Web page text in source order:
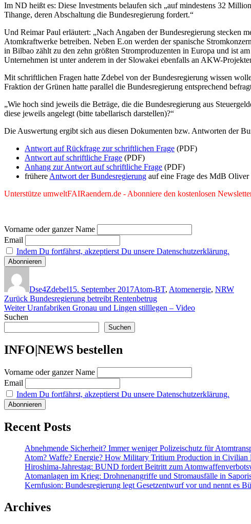
Im ND heißt es: Diese Investments belaufen sich „auf mindestens 32
Tihange, deren Abschaltung die Bundesregierung fordert.“
Und Reimar Paul erläutert: „Nach Angaben der Bundesregierung stecken
Atomkraftwerke betreiben. Neben E.on werden der spanische
in Bilbao zählt zu den zehn größten Stromproduzenten in Europa und ist
Unternehmen ist unter anderem in der Slowakei ebenfalls an AKW-
Mit schriftlichen Fragen hatte Zdebel von der Bundesregierung wissen
Fraktion der Grünen hatte parallel die Bundesregierung entsprechend
„Wie hoch sind jeweils die Beträge, die die Bundesregierung aus
diese jeweils angelegt (bitte tabellarisch darstellen)?“
Die Auswertung ergibt sich aus diesen Dokumenten bzw. Antworten der
Antwort auf Rückfrage zur schriftlichen Frage (PDF)
Antwort auf schriftliche Frage (PDF)
Anhang zur Antwort auf schriftliche Frage (PDF)
frühere Antwort der Bundesregierung auf eine Frage des MdB
Unterstütze umweltFAIRaendern.de - Abonniere den kostenlosen
Vorname oder ganzer Name
Email
Indem Du fortfährst, akzeptierst Du unsere Datenschutzerklärung.
Dse4Zdebel15. September 2017Atom-BT, Atomenergie, NRW
Beitragsnavigation
Zurück Vorheriger
Beitrag:
Bundesregierung betreibt Rentenbetrug
Weiter Nächster
Beitrag:
Uranfabriken Gronau und Lingen stilllegen – Video
Suchen
Suchen
INFO|NEWS bestellen
Vorname oder ganzer Name
Email
Indem Du fortfährst, akzeptierst Du unsere Datenschutzerklärung.
Recent Posts
Abnehmende Sicherheit? Immer weniger Polizeischutz für
Atom? Waffe? Energie? How Military Tritium Production in Civilian
Hiroshima-Jahrestag: BUND fordert Beitritt zum
Atomanlagen im Krieg: Drohnenangriffe und Stromausfälle in
Kernfusion: Bundesregierung legt Gesetzentwurf vor und nennt es
Archives